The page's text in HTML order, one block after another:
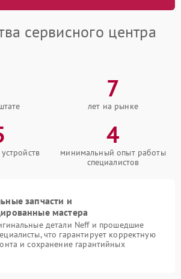
сервисного центра
7
лет на рынке
4
минимальный опыт работы
специалистов
запчасти и
мастера
детали Neff и прошедшие
что гарантирует корректную
и сохранение гарантийных